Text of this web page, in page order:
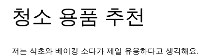
청소 용품 추천
저는 식초와 베이킹 소다가 제일 유용하다고 생각해요.